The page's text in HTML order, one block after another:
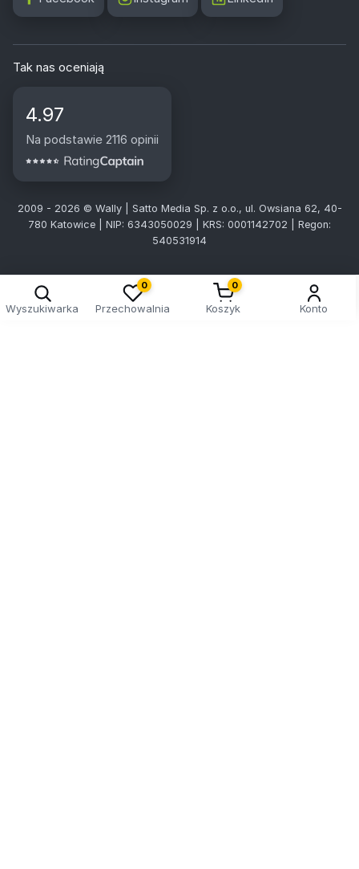
Tak nas oceniają
4.97
Na podstawie 2116 opinii
2009 - 2026 © Wally | Satto Media Sp. z o.o., ul. Owsiana 62, 40-
780 Katowice | NIP: 6343050029 | KRS: 0001142702 | Regon:
540531914
Wyszukiwarka
0
Przechowalnia
0
Koszyk Konto